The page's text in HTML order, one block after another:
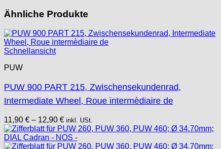
Ähnliche Produkte
Schnellansicht
PUW
PUW 900 PART 215, Zwischensekundenrad,
Intermediate Wheel, Roue intermèdiaire de
11,90 € – 12,90 € inkl. USt.